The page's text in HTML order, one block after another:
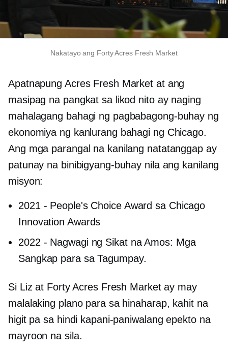
Nakatayo ang Forty Acres Fresh Market
Apatnapung Acres Fresh Market at ang
masipag na pangkat sa likod nito ay naging
mahalagang bahagi ng pagbabagong-buhay ng
ekonomiya ng kanlurang bahagi ng Chicago.
Ang mga parangal na kanilang natatanggap ay
patunay na binibigyang-buhay nila ang kanilang
misyon:
2021 - People's Choice Award sa Chicago
Innovation Awards
2022 - Nagwagi ng Sikat na Amos: Mga
Sangkap para sa Tagumpay.
Si Liz at Forty Acres Fresh Market ay may
malalaking plano para sa hinaharap, kahit na
higit pa sa hindi kapani-paniwalang epekto na
mayroon na sila.